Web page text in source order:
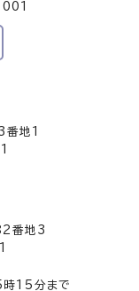
番地1
番地3
時15分まで